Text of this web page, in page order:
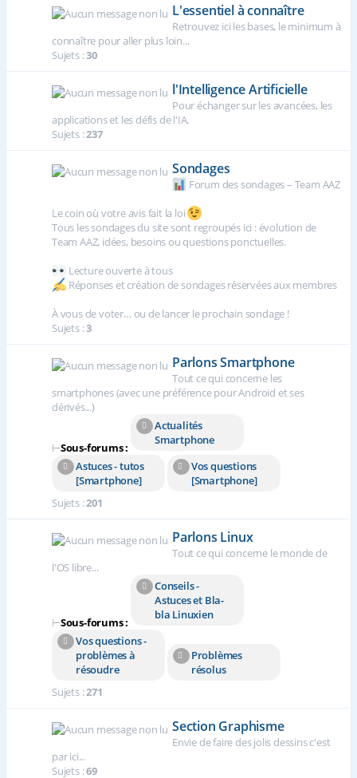
L'essentiel à connaître
Retrouvez ici les bases, le minimum à
connaître pour aller plus loin...
Sujets :30
l'Intelligence Artificielle
Pour échanger sur les avancées, les
applications et les défis de l'IA.
Sujets :237
Sondages
Forum des sondages – Team AAZ
Le coin où votre avis fait la loi
Tous les sondages du site sont regroupés ici : évolution de
Team AAZ, idées, besoins ou questions ponctuelles.
Lecture ouverte à tous
Réponses et création de sondages réservées aux membres
À vous de voter… ou de lancer le prochain sondage !
Sujets :3
Parlons Smartphone
Tout ce qui concerne les
smartphones (avec une préférence pour Android et ses
dérivés...)
⊢Sous-forums :
Actualités
Smartphone
Astuces - tutos
[Smartphone]
Vos questions
[Smartphone]
Sujets :201
Parlons Linux
Tout ce qui concerne le monde de
l'OS libre...
⊢Sous-forums :
Conseils -
Astuces et Bla-
bla Linuxien
Vos questions -
problèmes à
résoudre
Problèmes
résolus
Sujets :271
Section Graphisme
Envie de faire des jolis dessins c'est
par ici...
Sujets :69